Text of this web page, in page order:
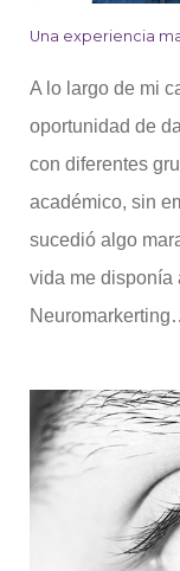
Una experiencia
A lo largo de mi
oportunidad de
con diferentes
académico, sin
sucedió algo
vida me disponía